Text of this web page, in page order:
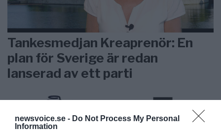
newsvoice.se - Do Not Process My Personal
Information
Tankesmedjan Kreaprenör: En
plan för Sverige är redan
lanserad av ett parti